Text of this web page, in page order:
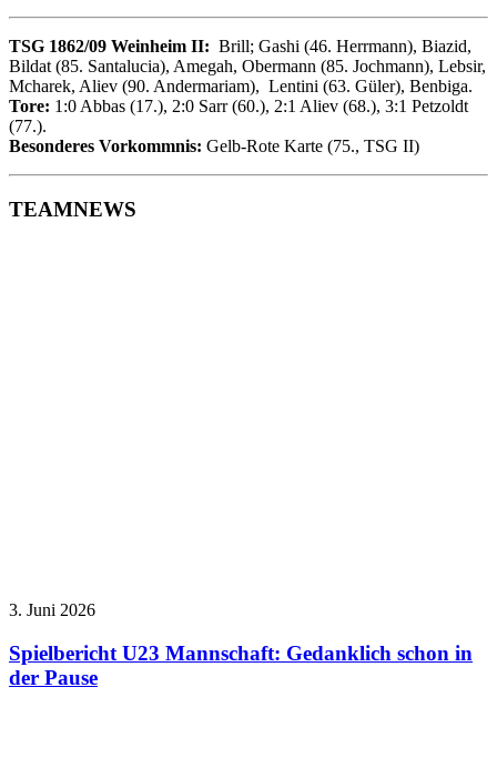
TSG 1862/09 Weinheim II: Brill; Gashi (46. Herrmann), Biazid,
Bildat (85. Santalucia), Amegah, Obermann (85. Jochmann), Lebsir,
Mcharek, Aliev (90. Andermariam), Lentini (63. Güler), Benbiga.
Tore: 1:0 Abbas (17.), 2:0 Sarr (60.), 2:1 Aliev (68.), 3:1 Petzoldt
(77.).
Besonderes Vorkommnis: Gelb-Rote Karte (75., TSG II)
TEAMNEWS
3. Juni 2026
Spielbericht U23 Mannschaft: Gedanklich schon in
der Pause